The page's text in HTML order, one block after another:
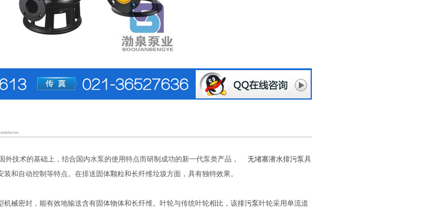
外技术的基础上，结合国内水泵的使用特点而研制成功的新一代泵类产品， 无堵塞潜水排污泵具
和自动控制等特点。在排送固体颗粒和长纤维垃圾方面，具有独特效果。
机械密封，能有效地输送含有固体物体和长纤维。叶轮与传统叶轮相比，该排污泵叶轮采用单流道